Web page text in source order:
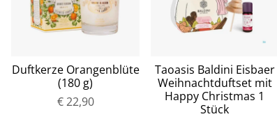
Duftkerze Orangenblüte
(180 g)
€ 22,90
Taoasis Baldini Eisbaer
Weihnachtduftset mit
Happy Christmas 1
Stück